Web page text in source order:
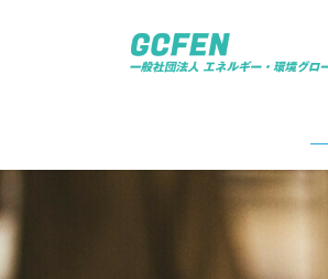
ス
ッ
ン
移